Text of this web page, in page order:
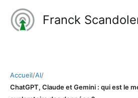
contenu
Franck
Accueil/AI/
ChatGPT, Claude et Gemini : qui est le